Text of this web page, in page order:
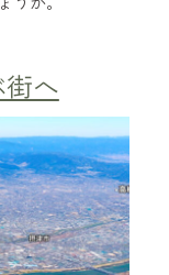
へ